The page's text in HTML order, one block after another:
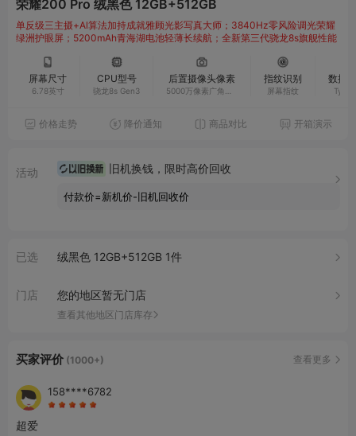
荣耀200 Pro 绒黑色 12GB+512GB
单反级三主摄+Al算法加持成就雅顾光影写真大师；3840Hz零风险调光荣耀
绿洲护眼屏；5200mAh青海湖电池轻薄长续航；全新第三代骁龙8s旗舰性能
屏幕尺寸
6.78英寸
CPU型号
骁龙8s Gen3
后置摄像头像素
5000万像素广角摄
000万像素长焦摄像
距摄像头(f/2.2光
指纹识别
屏幕指纹
数据
价格走势 降价通知 商品对比 开箱演示
活动 旧机换钱，限时高价回收
付款价=新机价-旧机回收价
已选 绒黑色 12GB+512GB 1件
门店 您的地区暂无门店
查看其他地区门店库存
买家评价 (1000+) 查看更多
158****6782
超爱